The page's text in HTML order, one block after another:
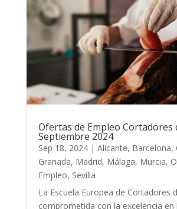
Ofertas de Empleo Cortadores
Septiembre 2024
Sep 18, 2024| Alicante, Barcelona,
Granada, Madrid, Málaga, Murcia,
Empleo, Sevilla
La Escuela Europea de Cortadores
comprometida con la excelencia